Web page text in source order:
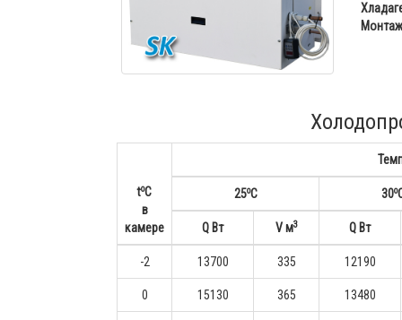
toС
в
камере
25oС 30o
Q Вт V м3 Q Вт
-2 13700 335 12190
0 15130 365 13480